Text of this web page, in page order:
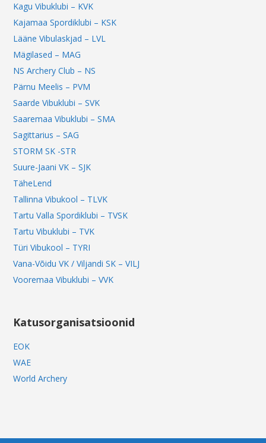
Kagu Vibuklubi – KVK
Kajamaa Spordiklubi – KSK
Lääne Vibulaskjad – LVL
Mägilased – MAG
NS Archery Club – NS
Pärnu Meelis – PVM
Saarde Vibuklubi – SVK
Saaremaa Vibuklubi – SMA
Sagittarius – SAG
STORM SK -STR
Suure-Jaani VK – SJK
TäheLend
Tallinna Vibukool – TLVK
Tartu Valla Spordiklubi – TVSK
Tartu Vibuklubi – TVK
Türi Vibukool – TYRI
Vana-Võidu VK / Viljandi SK – VILJ
Vooremaa Vibuklubi – VVK
Katusorganisatsioonid
EOK
WAE
World Archery